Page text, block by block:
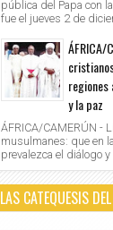
pública del Papa con
fue el jueves 2 de
ÁFRICA/
regiones
y la paz
ÁFRICA/CAMERÚN -
musulmanes: que en
prevalezca el diálogo y
LAS CATEQUESIS